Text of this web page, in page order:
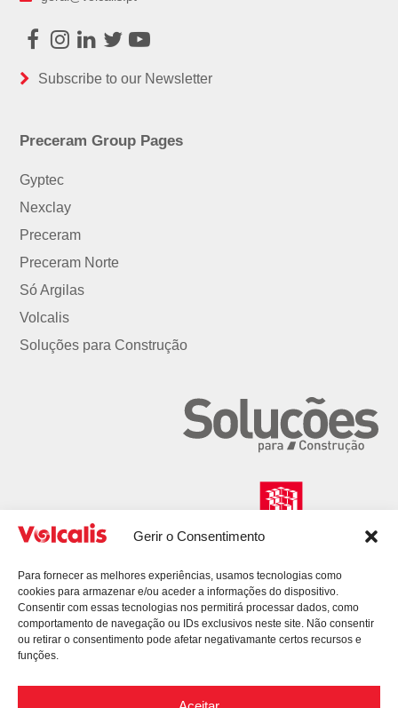
Gerir o Consentimento
Para fornecer as melhores experiências, usamos tecnologias como
cookies para armazenar e/ou aceder a informações do dispositivo.
Consentir com essas tecnologias nos permitirá processar dados, como
comportamento de navegação ou IDs exclusivos neste site. Não consentir
ou retirar o consentimento pode afetar negativamante certos recursos e
funções.
Facebook
Instagram
LinkedIn
TwitterYoutube
Subscribe to our Newsletter
Preceram Group Pages
Gyptec
Nexclay
Preceram
Preceram Norte
Só Argilas
Volcalis
Soluções para Construção